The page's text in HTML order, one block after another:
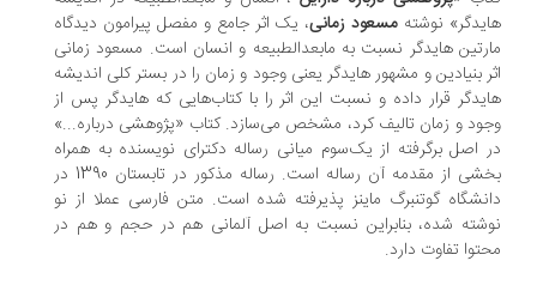
نوشتهمسعود زمانی، یک اثر جامع و مفصل پیرامون دیدگاه
هایدگر نسبت به مابعدالطبیعه و انسان است. مسعود زمانی
بنیادین و مشهور هایدگر یعنی وجود و زمان را در بستر کلی اندیشه
قرار داده و نسبت این اثر را با کتاب‌هایی که هایدگر پس از
و زمان تالیف کرد، مشخص می‌سازد. کتاب «پژوهشی درباره...»
اصل برگرفته از یک‌سوم میانی رساله دکترای نویسنده به همراه
بخشی از مقدمه آن رساله است. رساله مذکور در تابستان 1390 در
گوتنبرگ ماینز پذیرفته شده است. متن فارسی عملا از نو
شده، بنابراین نسبت به اصل آلمانی هم در حجم و هم در
تفاوت دارد.